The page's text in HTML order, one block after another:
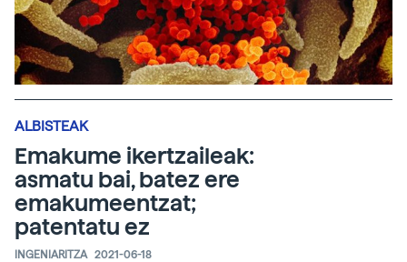
ALBISTEAK
Emakume ikertzaileak:
asmatu bai, batez ere
emakumeentzat;
patentatu ez
INGENIARITZA 2021-06-18